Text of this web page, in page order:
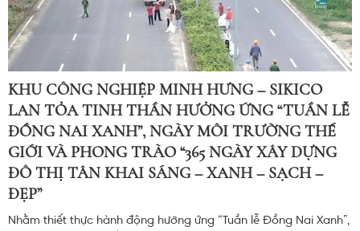
KHU CÔNG NGHIỆP MINH HƯNG – SIKICO
LAN TỎA TINH THẦN HƯỞNG ỨNG “TUẦN LỄ
ĐỒNG NAI XANH”, NGÀY MÔI TRƯỜNG THẾ
GIỚI VÀ PHONG TRÀO “365 NGÀY XÂY DỰNG
ĐÔ THỊ TÂN KHAI SÁNG – XANH – SẠCH –
ĐẸP”
Nhằm thiết thực hành động hưởng ứng “Tuần lễ Đồng Nai Xanh”,